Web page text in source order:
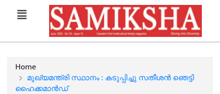
Home
മുഖ്യമന്ത്രി സ്ഥാനം : കടുപ്പിച്ചു സതീശൻ ഞെട്ടി
ഹൈക്കമാൻഡ്